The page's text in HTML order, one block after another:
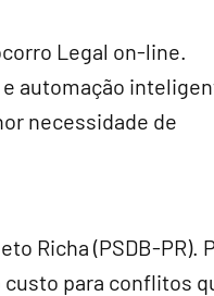
Legal on-line.
automação
necessidade de
Richa (PSDB-PR).
para conflitos